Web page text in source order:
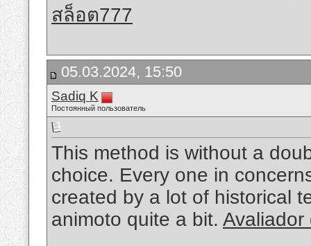
สล็อต777
05.03.2024, 15:50
Sadiq K
Постоянный пользователь
This method is without a
choice. Every one in
created by a lot of historical
animoto quite a bit. Avaliador